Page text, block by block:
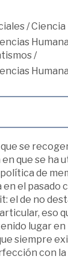
/Ciencia
/
se
en que se
de
en el pasado
el de no
eso
lugar en
siempre
con